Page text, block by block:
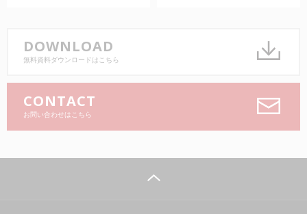
DOWNLOAD
無料資料ダウンロードはこちら
CONTACT
お問い合わせはこちら